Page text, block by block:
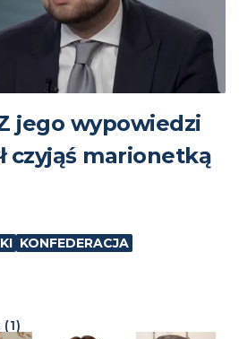
jego wypowiedzi
czyjąś marionetką
KONFEDERACJA
(1)